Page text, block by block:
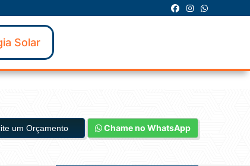
Solar
um Orçamento Chame no WhatsApp